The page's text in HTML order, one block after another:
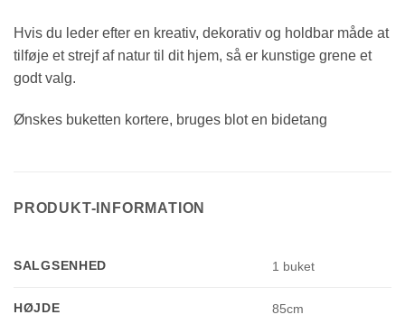
Hvis du leder efter en kreativ, dekorativ og holdbar måde at
tilføje et strejf af natur til dit hjem, så er kunstige grene et
godt valg.
Ønskes buketten kortere, bruges blot en bidetang
PRODUKT-INFORMATION
SALGSENHED 1 buket
HØJDE 85cm